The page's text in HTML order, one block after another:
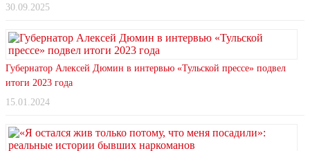
30.09.2025
Губернатор Алексей Дюмин в интервью «Тульской прессе» подвел
итоги 2023 года
15.01.2024